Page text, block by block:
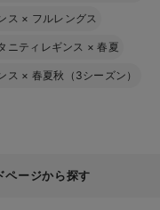
ス × フルレングス
ニティレギンス ×春夏
ス × 春夏秋（3シーズン）
ージから探す